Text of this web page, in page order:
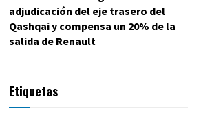
adjudicación del eje trasero del
Qashqai y compensa un 20% de la
salida de Renault
Etiquetas